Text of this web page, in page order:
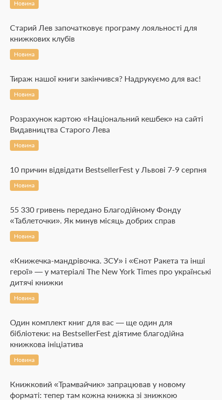
Новина
Старий Лев започатковує програму лояльності для
книжкових клубів
Новина
Тираж нашої книги закінчився? Надрукуємо для вас!
Новина
Розрахунок картою «Національний кешбек» на сайті
Видавництва Старого Лева
Новина
10 причин відвідати BestsellerFest у Львові 7-9 серпня
Новина
55 330 гривень передано Благодійному Фонду
«Таблеточки». Як минув місяць добрих справ
Новина
«Книжечка-мандрівочка. ЗСУ» і «Єнот Ракета та інші
герої» — у матеріалі The New York Times про українські
дитячі книжки
Новина
Один комплект книг для вас — ще один для
бібліотеки: на BestsellerFest діятиме благодійна
книжкова ініціатива
Новина
Книжковий «Трамвайчик» запрацював у новому
форматі: тепер там кожна книжка зі знижкою